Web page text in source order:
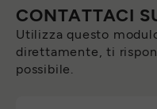
CONTATTACI
Utilizza questo
direttamente, ti
possibile.